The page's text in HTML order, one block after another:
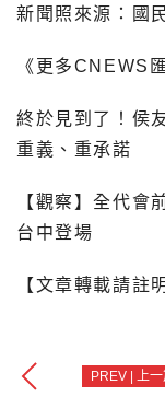
新聞照來源：國
《更多CNEWS
終於見到了！侯
重義、重承諾
【觀察】全代會
台中登場
【文章轉載請註
PREV | 上一